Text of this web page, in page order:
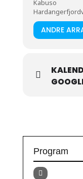
Kabuso
ANDRE
Program